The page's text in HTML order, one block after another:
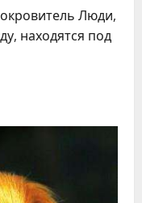
Люди,
находятся под